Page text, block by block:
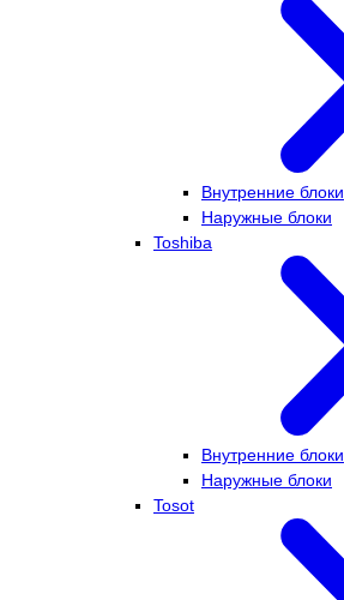
Внутренние блоки
Наружные блоки
Toshiba
Внутренние блоки
Наружные блоки
Tosot